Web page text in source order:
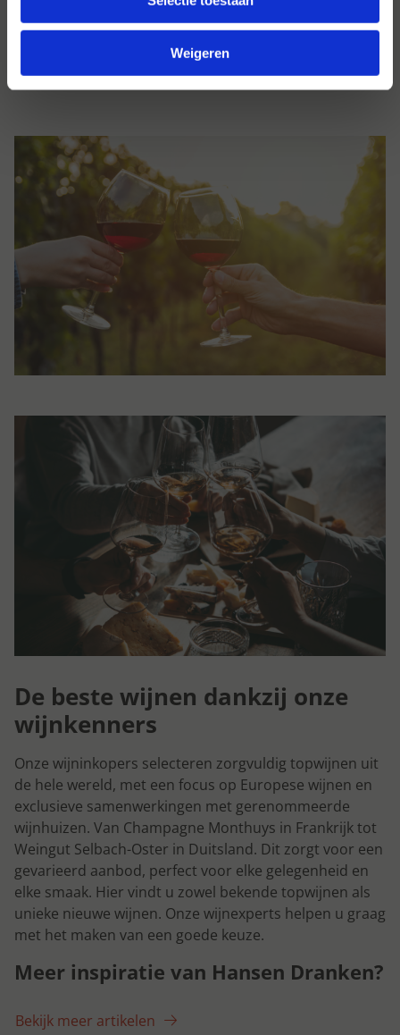
Weigeren
staan van de rijkdom aan smaken en de veelzijdigheid
uitbrengen op de prachtige wijnen uit Limburg!
De beste wijnen dankzij onze
wijnkenners
Onze wijninkopers selecteren zorgvuldig topwijnen uit
de hele wereld, met een focus op Europese wijnen en
exclusieve samenwerkingen met gerenommeerde
wijnhuizen. Van Champagne Monthuys in Frankrijk tot
Weingut Selbach-Oster in Duitsland. Dit zorgt voor een
gevarieerd aanbod, perfect voor elke gelegenheid en
elke smaak. Hier vindt u zowel bekende topwijnen als
unieke nieuwe wijnen. Onze wijnexperts helpen u graag
met het maken van een goede keuze.
Meer inspiratie van Hansen Dranken?
Bekijk meer artikelen